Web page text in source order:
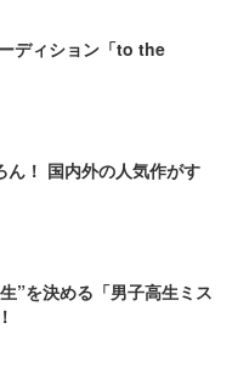
ディション「to the
ん！ 国内外の人気作がす
”を決める「男子高生ミス